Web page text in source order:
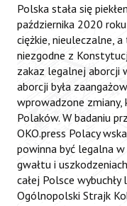
Polska stała się
października 2020
ciężkie, nieuleczalne,
niezgodne z
zakaz legalnej aborcji
aborcji była
wprowadzone zmiany,
Polaków. W badaniu
OKO.press Polacy
powinna być legalna w
gwałtu i
całej Polsce
Ogólnopolski Strajk